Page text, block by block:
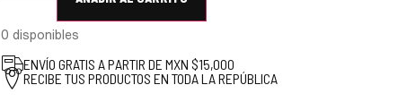
0 disponibles
ENVÍO GRATIS A PARTIR DE MXN $15,000
RECIBE TUS PRODUCTOS EN TODA LA REPÚBLICA